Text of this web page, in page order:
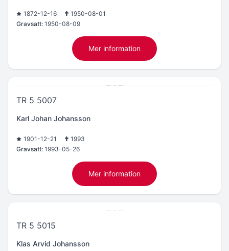
1872-12-16
1950-08-01
Gravsatt: 1950-08-09
Mer information
TR 5 5007
Karl Johan Johansson
1901-12-21
1993
Gravsatt: 1993-05-26
Mer information
TR 5 5015
Klas Arvid Johansson